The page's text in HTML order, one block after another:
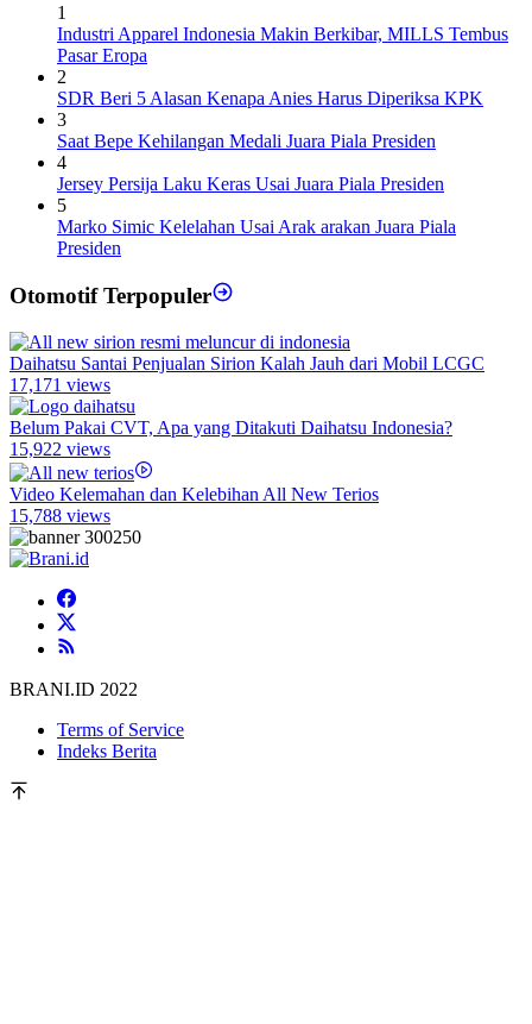
1
Industri Apparel Indonesia Makin Berkibar, MILLS Tembus
Pasar Eropa
2
SDR Beri 5 Alasan Kenapa Anies Harus Diperiksa KPK
3
Saat Bepe Kehilangan Medali Juara Piala Presiden
4
Jersey Persija Laku Keras Usai Juara Piala Presiden
5
Marko Simic Kelelahan Usai Arak arakan Juara Piala
Presiden
Otomotif Terpopuler
Daihatsu Santai Penjualan Sirion Kalah Jauh dari Mobil LCGC
17,171 views
Belum Pakai CVT, Apa yang Ditakuti Daihatsu Indonesia?
15,922 views
Video Kelemahan dan Kelebihan All New Terios
15,788 views
BRANI.ID 2022
Terms of Service
Indeks Berita